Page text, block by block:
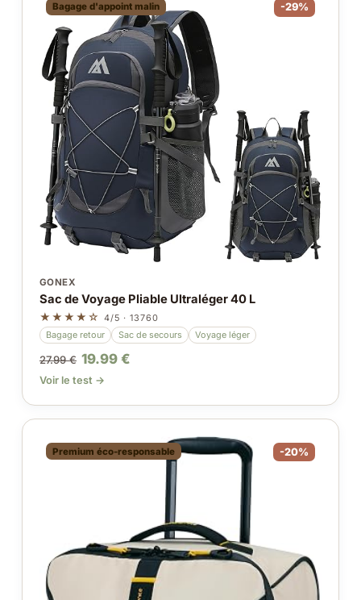
Bagage d'appoint malin -29%
GONEX
Sac de Voyage Pliable Ultraléger 40 L
★★★★☆ 4/5 · 13760
Bagage retour
Sac de secours Voyage léger
27.99 € 19.99 €
Voir le test →
Premium éco-responsable -20%